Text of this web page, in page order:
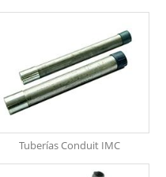
Tuberías Conduit IMC